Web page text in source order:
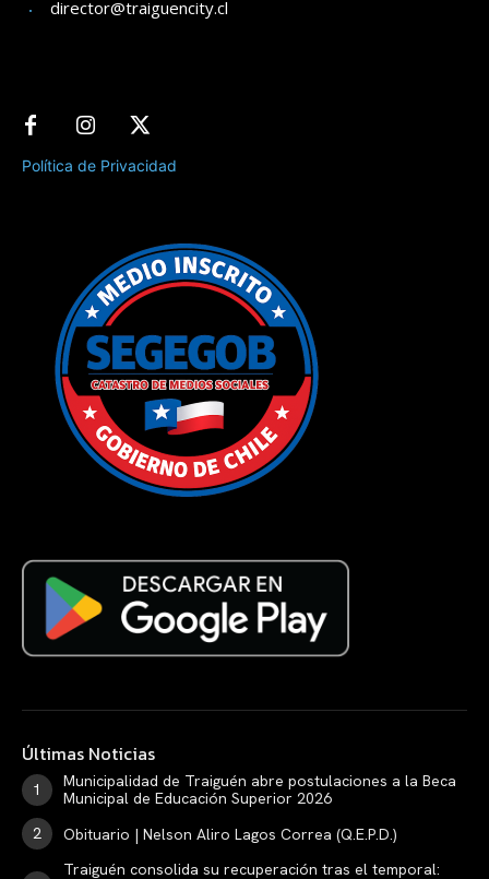
director@traiguencity.cl
Política de Privacidad
Últimas Noticias
Municipalidad de Traiguén abre postulaciones a la Beca
Municipal de Educación Superior 2026
Obituario | Nelson Aliro Lagos Correa (Q.E.P.D.)
Traiguén consolida su recuperación tras el temporal: